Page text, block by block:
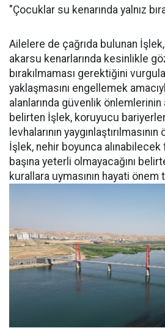
"Çocuklar su kenarında yalnız
Ailelere de çağrıda bulunan
akarsu kenarlarında kesinlikle
bırakılmaması gerektiğini
yaklaşmasını engellemek
alanlarında güvenlik önlemlerinin
belirten İşlek, koruyucu
levhalarının
İşlek, nehir boyunca
başına yeterli olmayacağını
kurallara uymasının hayati önem